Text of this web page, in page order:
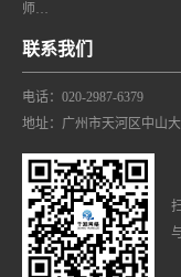
师…
联系我们
电话：020-2987-6379
地址：广州市天河区中山